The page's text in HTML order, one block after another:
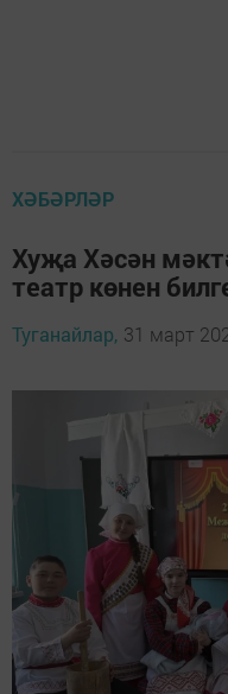
ХӘБӘРЛӘР
Хуҗа Хәсән
театр көнен
Туганайлар, 31 март